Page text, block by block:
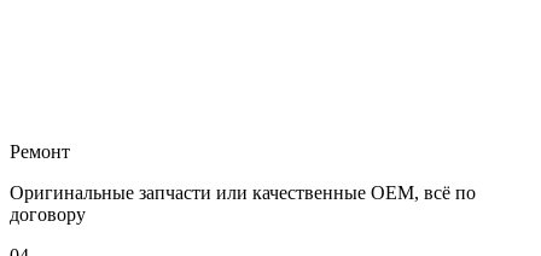
Ремонт
Оригинальные запчасти или качественные OEM, всё по
договору